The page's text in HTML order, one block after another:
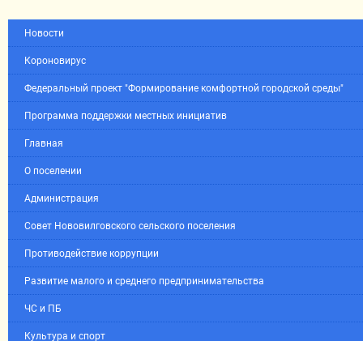
Новости
Короновирус
Федеральный проект "Формирование комфортной городской среды"
Программа поддержки местных инициатив
Главная
О поселении
Администрация
Совет Нововилговского сельского поселения
Противодействие коррупции
Развитие малого и среднего предпринимательства
ЧС и ПБ
Культура и спорт